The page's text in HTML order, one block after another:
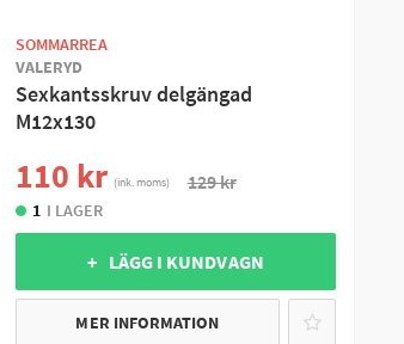
SOMMARREA
VALERYD
Sexkantsskruv delgängad
M12x130
110 kr (ink. moms) 129 kr
1 I LAGER
+ LÄGG I KUNDVAGN
MER INFORMATION